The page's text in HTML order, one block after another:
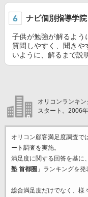
ナビ個別指導学院
子供が勉強が解るよう
質問しやすく、聞きや
いように、解るまで説
オリコンランキ
スタート。2006
オリコン顧客満足度調査で
ート調査を実施。
満足度に関する回答を基に
塾 首都圏 」ランキングを発
総合満足度だけでなく、様